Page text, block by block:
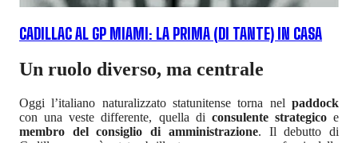
CADILLAC AL GP MIAMI: LA PRIMA (DI TANTE) IN CASA
Un ruolo diverso, ma centrale
Oggi l’italiano naturalizzato statunitense torna nel paddock
con una veste differente, quella di consulente strategico e
membro del consiglio di amministrazione. Il debutto di